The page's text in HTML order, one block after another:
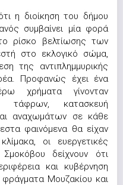
η διοίκηση του δήμου
συμβαίνει μία φορά
ρίσκο βελτίωσης των
στο εκλογικό σώμα,
της αντιπλημμυρικής
Προφανώς έχει ένα
χρήματα γίνονταν
τάφρων, κατασκευή
αναχωμάτων σε κάθε
φαινόμενα θα είχαν
οι ευεργετικές
δείχνουν ότι
και κυβέρνηση
Μουζακίου και